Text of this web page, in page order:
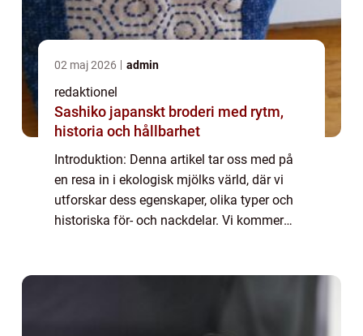
02 maj 2026 admin
redaktionel
Sashiko japanskt broderi med rytm,
historia och hållbarhet
Introduktion: Denna artikel tar oss med på
en resa in i ekologisk mjölks värld, där vi
utforskar dess egenskaper, olika typer och
historiska för- och nackdelar. Vi kommer